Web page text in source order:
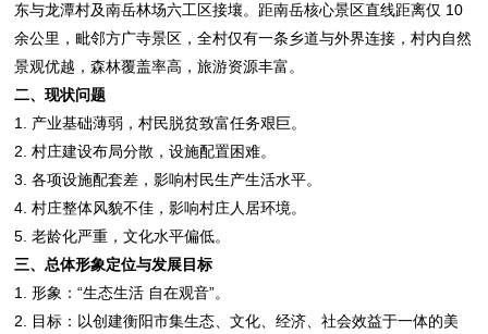
东与龙潭村及南岳林场六工区接壤。距南岳核心景区直线距离仅 10
余公里，毗邻方广寺景区，全村仅有一条乡道与外界连接，村内自然
景观优越，森林覆盖率高，旅游资源丰富。
二、现状问题
1. 产业基础薄弱，村民脱贫致富任务艰巨。
2. 村庄建设布局分散，设施配置困难。
3. 各项设施配套差，影响村民生产生活水平。
4. 村庄整体风貌不佳，影响村庄人居环境。
5. 老龄化严重，文化水平偏低。
三、总体形象定位与发展目标
1. 形象：“生态生活 自在观音”。
2. 目标：以创建衡阳市集生态、文化、经济、社会效益于一体的美